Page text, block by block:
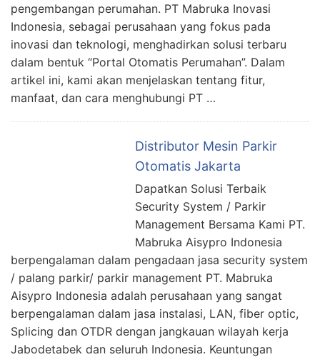
pengembangan perumahan. PT Mabruka Inovasi
Indonesia, sebagai perusahaan yang fokus pada
inovasi dan teknologi, menghadirkan solusi terbaru
dalam bentuk “Portal Otomatis Perumahan”. Dalam
artikel ini, kami akan menjelaskan tentang fitur,
manfaat, dan cara menghubungi PT …
Distributor Mesin Parkir
Otomatis Jakarta
Dapatkan Solusi Terbaik
Security System / Parkir
Management Bersama Kami PT.
Mabruka Aisypro Indonesia
berpengalaman dalam pengadaan jasa security system
/ palang parkir/ parkir management PT. Mabruka
Aisypro Indonesia adalah perusahaan yang sangat
berpengalaman dalam jasa instalasi, LAN, fiber optic,
Splicing dan OTDR dengan jangkauan wilayah kerja
Jabodetabek dan seluruh Indonesia. Keuntungan